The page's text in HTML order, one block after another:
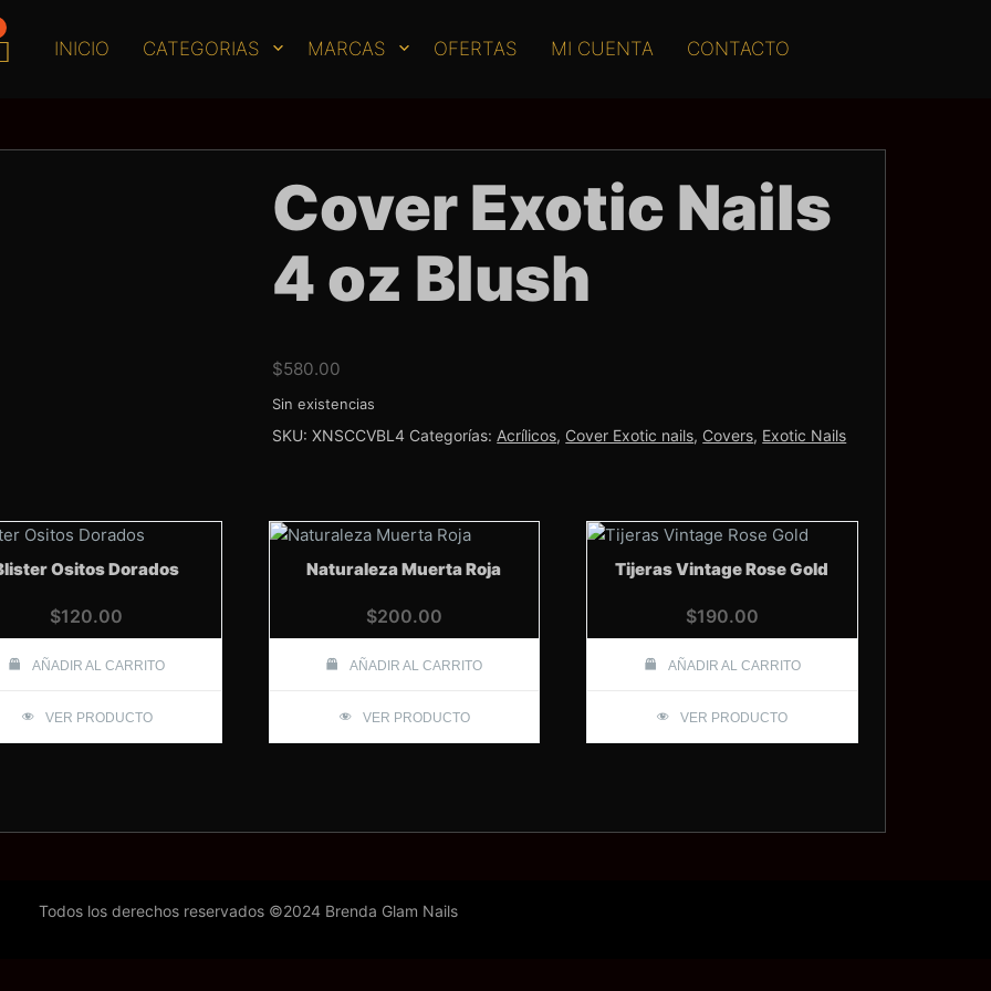
INICIO CATEGORIAS MARCAS OFERTAS MI CUENTA CONTACTO
Cover Exotic Nails
4 oz Blush
$580.00
Sin existencias
SKU:XNSCCVBL4 Categorías: Acrílicos, Cover Exotic nails, Covers, Exotic Nails
Ositos Dorados
$120.00
AÑADIR AL CARRITO
VER PRODUCTO
Naturaleza Muerta Roja
$200.00
AÑADIR AL CARRITO
VER PRODUCTO
Tijeras Vintage Rose Gold
$190.00
AÑADIR AL CARRITO
VER PRODUCTO
Todos los derechos reservados ©2024 Brenda Glam Nails